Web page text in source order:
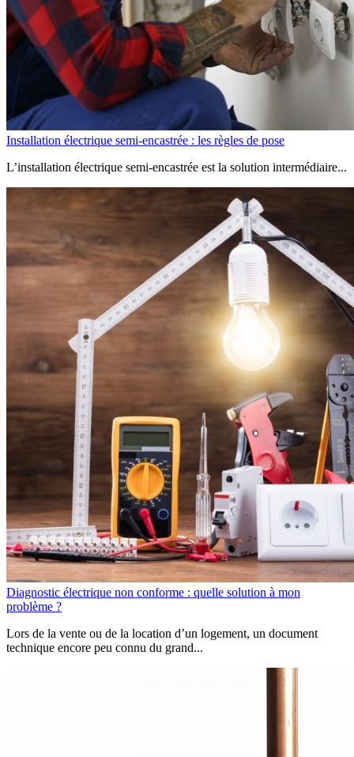
Installation électrique semi-encastrée : les règles de pose
L’installation électrique semi-encastrée est la solution intermédiaire...
Diagnostic électrique non conforme : quelle solution à mon
problème ?
Lors de la vente ou de la location d’un logement, un document
technique encore peu connu du grand...